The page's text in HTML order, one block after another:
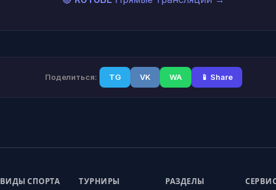
Поделиться: TG VK WA 📱 Share
ВИДЫ СПОРТА ТУРНИРЫ РАЗДЕЛЫ